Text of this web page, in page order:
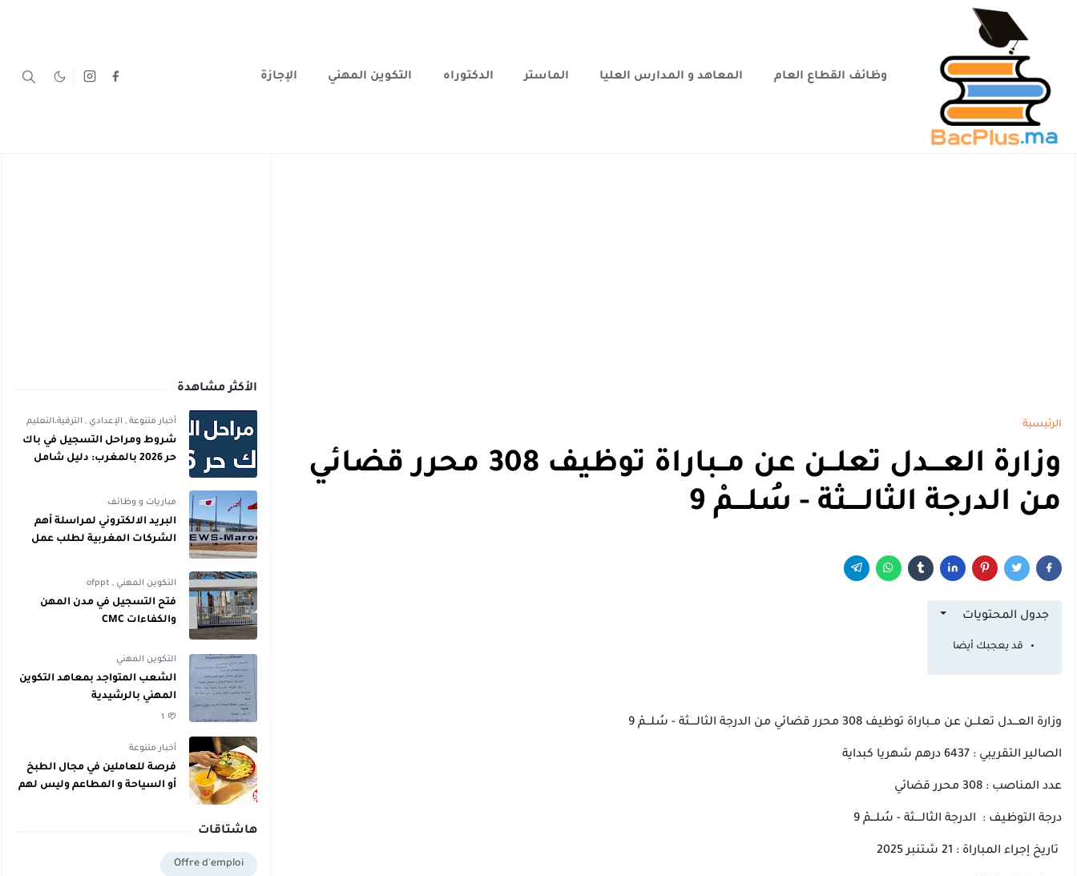
وظائف القطاع العام المعاهد و المدارس العليا الماستر الدكتوراه التكوين المهني الإجازة
الرئيسية
وزارة العـــدل تعلــن عن مــباراة توظيف 308 محرر قضائي
من الدرجة الثالــــثة - سُلـــمْ 9
جدول المحتويات
قد يعجبك أيضا
وزارة العـــدل تعلــن عن مــباراة توظيف 308 محرر قضائي من الدرجة الثالــــثة - سُلـــمْ 9
الصالير التقريبي : 6437 درهم شهريا كبداية
عدد المناصب : 308 محرر قضائي
درجة التوظيف : الدرجة الثالــــثة - سُلـــمْ 9
تاريخ إجراء المباراة : 21 شتنبر 2025
الأكثر مشاهدة
أخبار متنوعة, الإعدادي, الترقية،التعليم
شروط ومراحل التسجيل في باك
حر 2026 بالمغرب: دليل شامل
مباريات و وظائف
البريد الالكتروني لمراسلة أهم
الشركات المغربية لطلب عمل
التكوين المهني,
ofppt
فتح التسجيل في مدن المهن
والكفاءات CMC
التكوين المهني
الشعب المتواجد بمعاهد التكوين
المهني بالرشيدية
1
أخبار متنوعة
فرصة للعاملين في مجال الطبخ
أو السياحة و المطاعم وليس لهم
هاشتاقات
Offre d'emploi